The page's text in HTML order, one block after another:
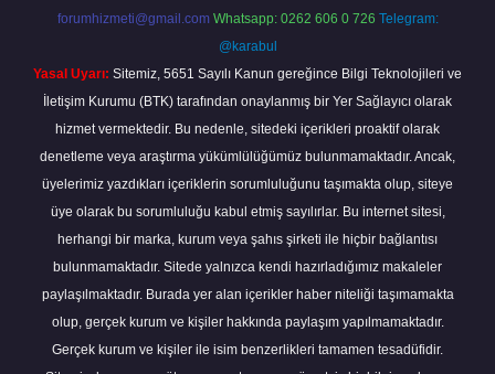
forumhizmeti@gmail.com Whatsapp: 0262 606 0 726 Telegram:
@karabul
Yasal Uyarı: Sitemiz, 5651 Sayılı Kanun gereğince Bilgi Teknolojileri ve
İletişim Kurumu (BTK) tarafından onaylanmış bir Yer Sağlayıcı olarak
hizmet vermektedir. Bu nedenle, sitedeki içerikleri proaktif olarak
denetleme veya araştırma yükümlülüğümüz bulunmamaktadır. Ancak,
üyelerimiz yazdıkları içeriklerin sorumluluğunu taşımakta olup, siteye
üye olarak bu sorumluluğu kabul etmiş sayılırlar. Bu internet sitesi,
herhangi bir marka, kurum veya şahıs şirketi ile hiçbir bağlantısı
bulunmamaktadır. Sitede yalnızca kendi hazırladığımız makaleler
paylaşılmaktadır. Burada yer alan içerikler haber niteliği taşımamakta
olup, gerçek kurum ve kişiler hakkında paylaşım yapılmamaktadır.
Gerçek kurum ve kişiler ile isim benzerlikleri tamamen tesadüfidir.